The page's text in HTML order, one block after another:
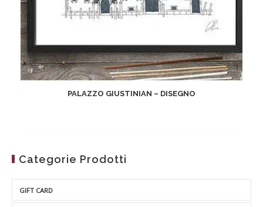
PALAZZO GIUSTINIAN – DISEGNO
Categorie Prodotti
GIFT CARD